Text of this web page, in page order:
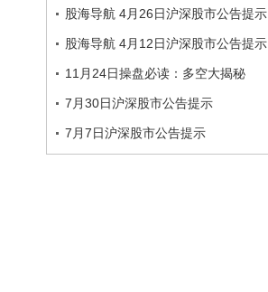
股海导航 4月26日沪深股市公告提示
股海导航 4月12日沪深股市公告提示
11月24日操盘必读：多空大揭秘
7月30日沪深股市公告提示
7月7日沪深股市公告提示